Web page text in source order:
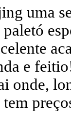
uma
e
onde,